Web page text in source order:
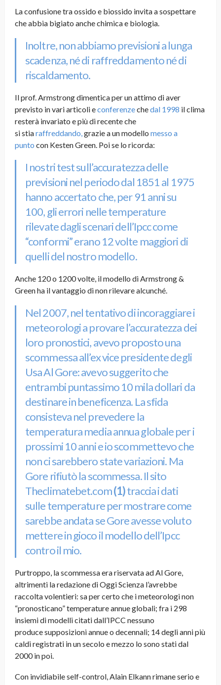
La confusione tra ossido e biossido invita a sospettare
che abbia bigiato anche chimica e biologia.
Inoltre, non abbiamo previsioni a lunga
scadenza, né di raffreddamento né di
riscaldamento.
Il prof. Armstrong dimentica per un attimo di aver
previsto in vari articoli econferenzechedal 1998 il clima
resterà invariato e più di recente che
si stiaraffreddando,grazie a un modello messo a
punto con Kesten Green. Poi se lo ricorda:
I nostri test sull’accuratezza delle
previsioni nel periodo dal 1851 al 1975
hanno accertato che, per 91 anni su
100, gli errori nelle temperature
rilevate dagli scenari dell’Ipcc come
“conformi” erano 12 volte maggiori di
quelli del nostro modello.
Anche 120 o 1200 volte, il modello di Armstrong &
Green ha il vantaggio di non rilevare alcunché.
Nel 2007, nel tentativo di incoraggiare i
meteorologi a provare l’accuratezza dei
loro pronostici, avevo proposto una
scommessa all’ex vice presidente degli
Usa Al Gore: avevo suggerito che
entrambi puntassimo 10 mila dollari da
destinare in beneficenza. La sfida
consisteva nel prevedere la
temperatura media annua globale per i
prossimi 10 anni e io scommettevo che
non ci sarebbero state variazioni. Ma
Gore rifiutò la scommessa. Il sito
Theclimatebet.com(1)traccia i dati
sulle temperature per mostrare come
sarebbe andata se Gore avesse voluto
mettere in gioco il modello dell’Ipcc
contro il mio.
Purtroppo, la scommessa era riservata ad Al Gore,
altrimenti la redazione di Oggi Scienza l’avrebbe
raccolta volentieri: sa per certo che i meteorologi non
“pronosticano” temperature annue globali; fra i 298
insiemi di modelli citati dall’IPCC nessuno
produce supposizioni annue o decennali; 14 degli anni più
caldi registrati in un secolo e mezzo lo sono stati dal
2000 in poi.
Con invidiabile self-control, Alain Elkann rimane serio e